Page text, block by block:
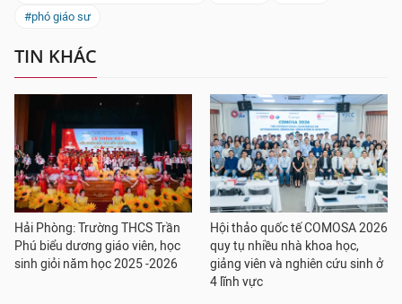
#phó giáo sư
TIN KHÁC
Hải Phòng: Trường THCS Trần
Phú biểu dương giáo viên, học
sinh giỏi năm học 2025 -2026
Hội thảo quốc tế COMOSA 2026
quy tụ nhiều nhà khoa học,
giảng viên và nghiên cứu sinh ở
4 lĩnh vực